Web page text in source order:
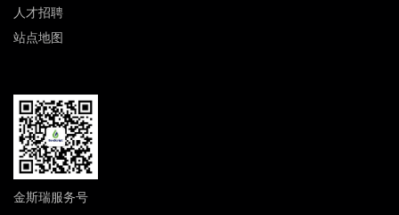
人才招聘
站点地图
金斯瑞服务号